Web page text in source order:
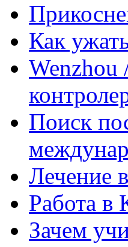
Как
Wenzhou
Поиск
Лечение
Работа в
Зачем